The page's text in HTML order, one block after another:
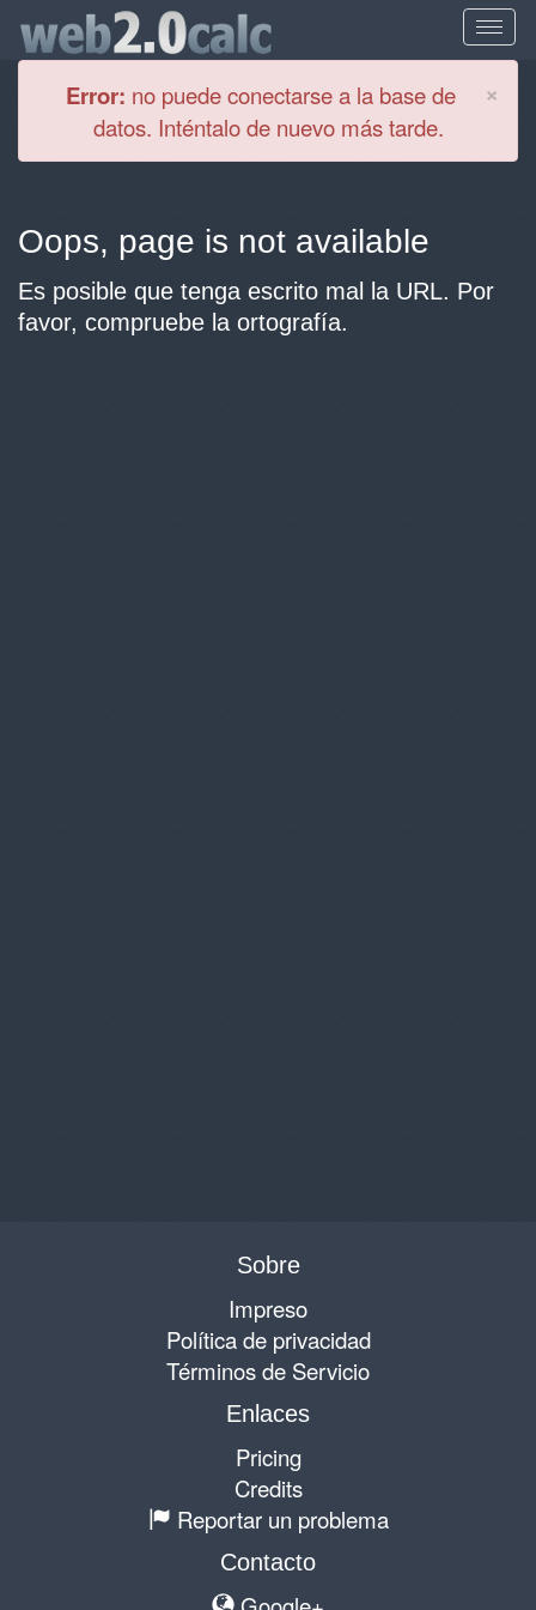
×
Error: no puede conectarse a la base de
datos. Inténtalo de nuevo más tarde.
Oops, page is not available
Es posible que tenga escrito mal la URL. Por
favor, compruebe la ortografía.
Sobre
Impreso
Política de privacidad
Términos de Servicio
Enlaces
Pricing
Credits
Reportar un problema
Contacto